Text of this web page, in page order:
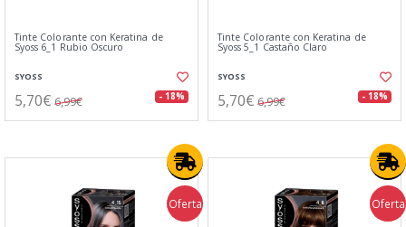
Tinte Colorante con Keratina de
Syoss 6_1 Rubio Oscuro
SYOSS
5,70€ 6,99€ - 18%
Tinte Colorante con Keratina de
Syoss 5_1 Castaño Claro
SYOSS
5,70€ 6,99€ - 18%
Oferta Oferta